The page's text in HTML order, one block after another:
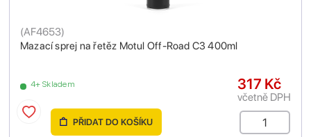
Mazací sprej na řetěz Motul Off-Road C3 400ml
(AF4653)
4+ Skladem 317 Kč
včetně DPH
PŘIDAT DO KOŠÍKU